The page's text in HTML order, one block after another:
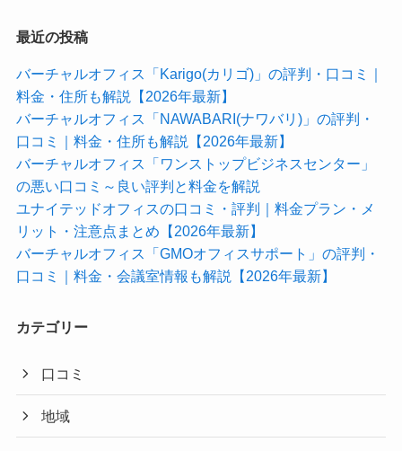
最近の投稿
バーチャルオフィス「Karigo(カリゴ)」の評判・口コミ｜
料金・住所も解説【2026年最新】
バーチャルオフィス「NAWABARI(ナワバリ)」の評判・
口コミ｜料金・住所も解説【2026年最新】
バーチャルオフィス「ワンストップビジネスセンター」
の悪い口コミ～良い評判と料金を解説
ユナイテッドオフィスの口コミ・評判｜料金プラン・メ
リット・注意点まとめ【2026年最新】
バーチャルオフィス「GMOオフィスサポート」の評判・
口コミ｜料金・会議室情報も解説【2026年最新】
カテゴリー
口コミ
地域